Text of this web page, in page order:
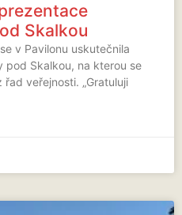
Skalkou
v Pavilonu uskutečnila
pod Skalkou, na kterou se
veřejnosti. „Gratuluji